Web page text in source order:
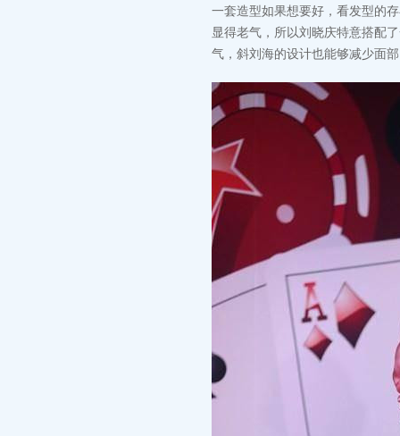
一套造型如果想要好，看发型的
显得老气，所以刘晓庆特意搭配
气，斜刘海的设计也能够减少面